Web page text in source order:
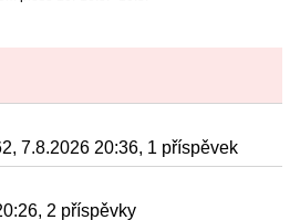
7.8.2026 20:36, 1 příspěvek
2 příspěvky